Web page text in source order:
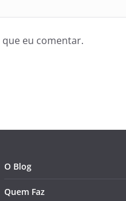
eu comentar.
O Blog
Quem Faz